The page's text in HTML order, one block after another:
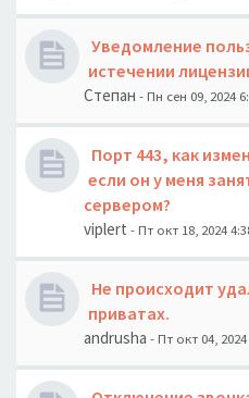
Уведомление
истечении
Степан - Пн сен 09, 2024
Порт 443, как
если он у меня
сервером?
viplert - Пт окт 18, 2024
Не происходит
приватах.
andrusha - Пт окт 04,